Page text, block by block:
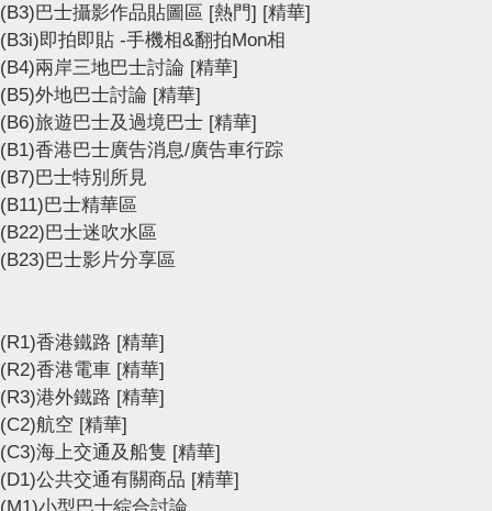
(B3)巴士攝影作品貼圖區 [熱門] [精華]
(B3i)即拍即貼 -手機相&翻拍Mon相
(B4)兩岸三地巴士討論 [精華]
(B5)外地巴士討論 [精華]
(B6)旅遊巴士及過境巴士 [精華]
(B1)香港巴士廣告消息/廣告車行踪
(B7)巴士特別所見
(B11)巴士精華區
(B22)巴士迷吹水區
(B23)巴士影片分享區
(R1)香港鐵路 [精華]
(R2)香港電車 [精華]
(R3)港外鐵路 [精華]
(C2)航空 [精華]
(C3)海上交通及船隻 [精華]
(D1)公共交通有關商品 [精華]